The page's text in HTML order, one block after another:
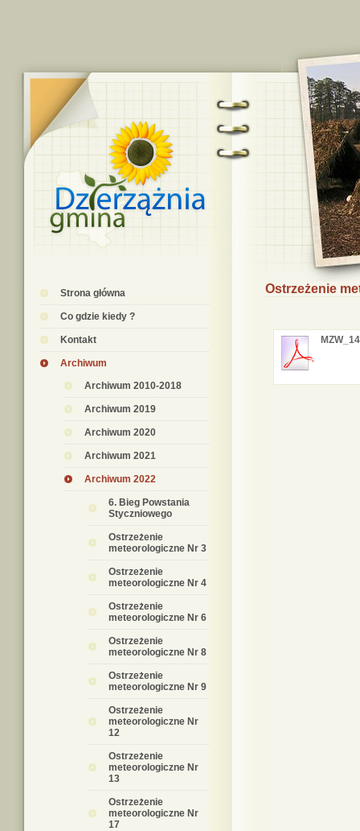
Strona główna
Co gdzie kiedy ?
Kontakt
Archiwum
Archiwum 2010-2018
Archiwum 2019
Archiwum 2020
Archiwum 2021
Archiwum 2022
6. Bieg Powstania
Styczniowego
Ostrzeżenie
meteorologiczne Nr 3
Ostrzeżenie
meteorologiczne Nr 4
Ostrzeżenie
meteorologiczne Nr 6
Ostrzeżenie
meteorologiczne Nr 8
Ostrzeżenie
meteorologiczne Nr 9
Ostrzeżenie
meteorologiczne Nr
12
Ostrzeżenie
meteorologiczne Nr
13
Ostrzeżenie
meteorologiczne Nr
17
Ostrzeżenie